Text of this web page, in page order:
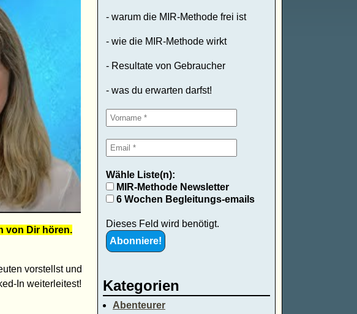
von Dir hören.
vorstellst und
In weiterleitest!
- warum die MIR-Methode frei ist
- wie die MIR-Methode wirkt
- Resultate von Gebraucher
- was du erwarten darfst!
Wähle Liste(n):
MIR-Methode Newsletter
6 Wochen Begleitungs-emails
Dieses Feld wird benötigt.
Kategorien
Abenteurer